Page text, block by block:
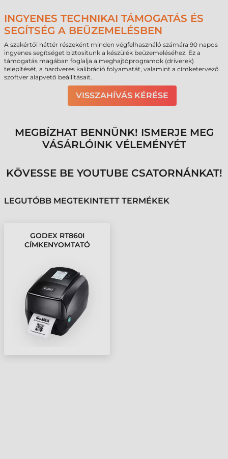
INGYENES TECHNIKAI TÁMOGATÁS ÉS
SEGÍTSÉG A BEÜZEMELÉSBEN
A szakértői háttér részeként minden végfelhasználó számára 90 napos
ingyenes segítséget biztosítunk a készülék beüzemeléséhez. Ez a
támogatás magában foglalja a meghajtóprogramok (driverek)
telepítését, a hardveres kalibráció folyamatát, valamint a címketervező
szoftver alapvető beállításait.
VISSZAHÍVÁS KÉRÉSE
MEGBÍZHAT BENNÜNK! ISMERJE MEG
VÁSÁRLÓINK VÉLEMÉNYÉT
KÖVESSE BE YOUTUBE CSATORNÁNKAT!
LEGUTÓBB MEGTEKINTETT TERMÉKEK
GODEX RT860I
CÍMKENYOMTATÓ